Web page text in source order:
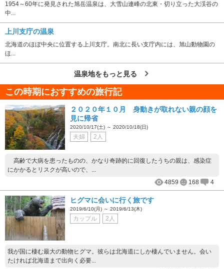
1954～60年に発見された旭岳温泉は、大雪山連峰の北東・切り立った大渓谷の
中...
上川支庁の温泉
北海道のほぼ中央に位置する上川支庁。南北に長い支庁内には、旭山動物園の
ほ...
温泉地をもっと見る
この時期におすすめの旅行記
２０２０年１０月 身動きが取れない親の顔を
見に帰省
2020/10/17(土) ～ 2020/10/18(日)
夫婦 2人
高齢で大病を患ったものの、かなり奇跡的に回復したうちの親は、感染症
にかかるとリスクが高いので、...
4859
168 4
ヒグマに会いに行く旅です
2019/6/10(月) ～ 2019/6/13(木)
カップル 2人
我が国に棲む最大の動物ヒグマ。彼らは北海道にしか棲んでいません。会い
たければ北海道まで出向く必要...